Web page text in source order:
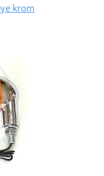
krom